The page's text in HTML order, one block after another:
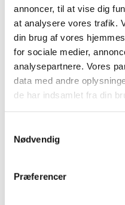
annoncer, til at vise dig
at analysere vores trafik.
din brug af vores
for sociale medier,
analysepartnere. Vores
data med andre
de har indsamlet fra din
Nødvendig
Præferencer
Du vil